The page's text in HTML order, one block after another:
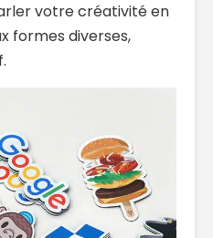
votre créativité en
formes diverses,